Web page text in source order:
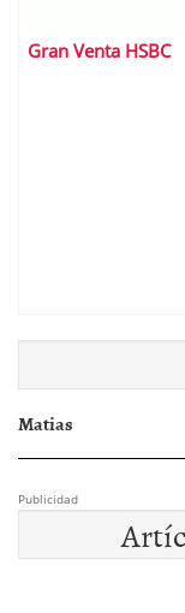
Gran Venta HSBC
Matias
Publicidad